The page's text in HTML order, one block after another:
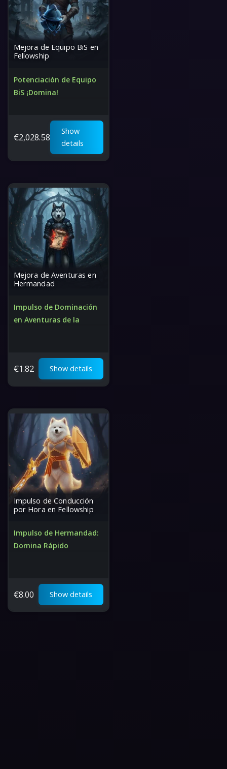
Mejora de Equipo BiS en
Fellowship
Potenciación de Equipo
BiS ¡Domina!
El mejor precio del mundo
€2,028.58
Show
details
Mejora de Aventuras en
Hermandad
Impulso de Dominación
en Aventuras de la
Aventura
¡Desbloquea las mejores
€1.82 Show details
Impulso de Conducción
por Hora en Fellowship
Impulso de Hermandad:
Domina Rápido
El mejor precio del mundo
€8.00 Show details